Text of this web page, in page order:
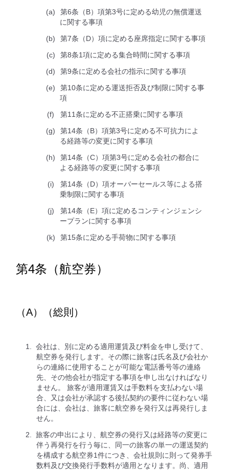
第6条（B）項第3号に定める幼児の無償運送
に関する事項
第7条（D）項に定める座席指定に関する事項
第8条1項に定める集合時間に関する事項
第9条に定める会社の指示に関する事項
第10条に定める運送拒否及び制限に関する事
項
第11条に定める不正搭乗に関する事項
第14条（B）項第3号に定める不可抗力によ
る経路等の変更に関する事項
第14条（C）項第3号に定める会社の都合に
よる経路等の変更に関する事項
第14条（D）項オーバーセールス等による搭
乗制限に関する事項
第14条（E）項に定めるコンティンジェンシ
ープランに関する事項
第15条に定める手荷物に関する事項
第4条（航空券）
（A）（総則）
会社は、別に定める適用運賃及び料金を申し受けて、
航空券を発行します。その際に旅客は氏名及び会社か
らの連絡に使用することが可能な電話番号等の連絡
先、その他会社が指定する事項を申し出なければなり
ません。 旅客が適用運賃又は手数料を支払わない場
合、又は会社が承認する後払契約の要件に従わない場
合には、会社は、旅客に航空券を発行又は再発行しま
せん。
旅客の申出により、航空券の発行又は経路等の変更に
伴う再発行を行う毎に、同一の旅客の単一の運送契約
を構成する航空券1件につき、会社規則に則って発券手
数料及び交換発行手数料が適用となります。尚、適用